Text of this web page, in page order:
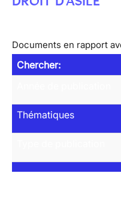
Documents en rapport
Chercher:
Thématiques